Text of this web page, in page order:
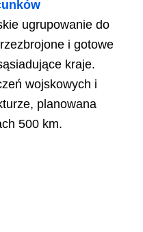
ugrupowanie do
i gotowe
kraje.
wojskowych i
planowana
500 km.